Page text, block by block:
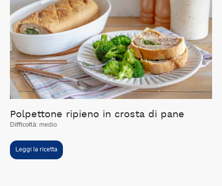
Polpettone ripieno in crosta di pane
Difficoltà: medio
Leggi la ricetta